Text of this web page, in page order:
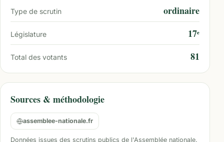
Type de scrutin ordinaire
Législature 17ᵉ
Total des votants 81
Sources & méthodologie
assemblee-nationale.fr
Données issues des scrutins publics de l'Assemblée nationale.